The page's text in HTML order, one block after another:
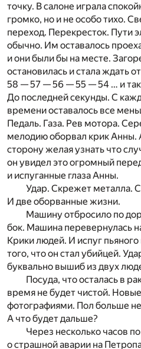
точку. В салоне играла
громко, но и не особо тихо.
переход. Перекресток. Пути
обычно. Им оставалось
и они были бы на месте.
остановилась и стала ждать
58 — 57 — 56 — 55 — 54 … и так
До последней секунды. С
времени оставалось все
Педаль. Газа. Рев мотора.
мелодию оборвал крик Анны.
сторону желая узнать что
он увидел это огромный
и испуганные глаза Анны.
Удар. Скрежет металла.
И две оборванные жизни.
Машину отбросило по
бок. Машина перевернулась
Крики людей. И испуг
того, что он стал убийцей.
буквально вышиб из двух
Посуда, что осталась в
время не будет чистой.
фотографиями. Пол больше
А что будет дальше?
Через несколько часов
о страшной аварии на